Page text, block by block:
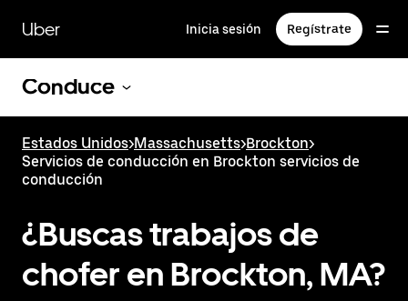
contenido
principal
Uber Inicia sesión Regístrate
Conduce
Estados Unidos>Massachusetts>Brockton>
Servicios de conducción en Brockton servicios de
conducción
¿Buscas trabajos de
chofer en Brockton, MA?